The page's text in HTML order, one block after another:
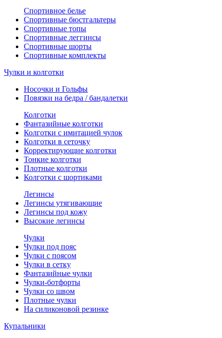
Спортивное белье
Спортивные бюстгальтеры
Спортивные топы
Спортивные леггинсы
Спортивные шорты
Спортивные комплекты
Чулки и колготки
Носочки и Гольфы
Повязки на бедра / бандалетки
Колготки
Фантазийные колготки
Колготки с имитацией чулок
Колготки в сеточку
Корректирующие колготки
Тонкие колготки
Плотные колготки
Колготки с шортиками
Легинсы
Легинсы утягивающие
Легинсы под кожу
Высокие легинсы
Чулки
Чулки под пояс
Чулки с поясом
Чулки в сетку
Фантазийные чулки
Чулки-ботфорты
Чулки со швом
Плотные чулки
На силиконовой резинке
Купальники